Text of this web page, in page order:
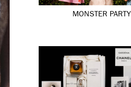
MONSTER PARTY